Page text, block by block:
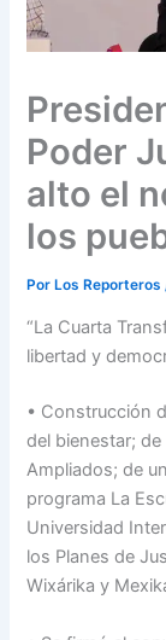
Poder
alto el
los
PorLos Reporteros
“La Cuarta
libertad y
• Construcción
del bienestar;
Ampliados; de
programa La
Universidad
los Planes de
Wixárika y